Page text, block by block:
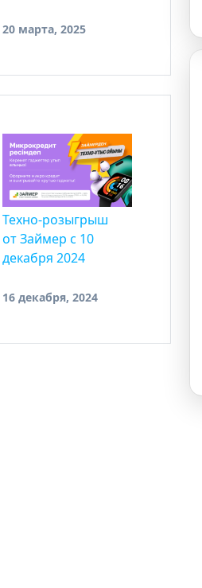
20 марта, 2025
Техно-розыгрыш
от Займер с 10
декабря 2024
16 декабря, 2024